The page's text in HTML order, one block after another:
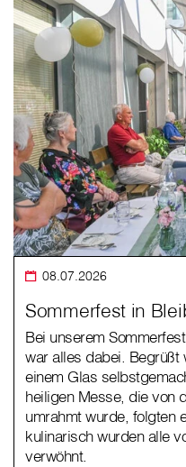
08.07.2026
Sommerfest in
Bei unserem
war alles dabei. Begrüßt
einem Glas
heiligen Messe, die von
umrahmt wurde, folgten
kulinarisch wurden alle
verwöhnt.